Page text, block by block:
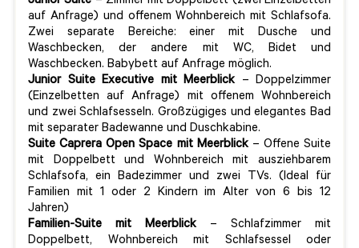
auf Anfrage) und offenem Wohnbereich mit Schlafsofa.
Zwei separate Bereiche: einer mit Dusche und
Waschbecken, der andere mit WC, Bidet und
Waschbecken. Babybett auf Anfrage möglich.
Junior Suite Executive mit Meerblick – Doppelzimmer
(Einzelbetten auf Anfrage) mit offenem Wohnbereich
und zwei Schlafsesseln. Großzügiges und elegantes Bad
mit separater Badewanne und Duschkabine.
Suite Caprera Open Space mit Meerblick– Offene Suite
mit Doppelbett und Wohnbereich mit ausziehbarem
Schlafsofa, ein Badezimmer und zwei TVs. (Ideal für
Familien mit 1 oder 2 Kindern im Alter von 6 bis 12
Jahren)
Familien-Suite mit Meerblick – Schlafzimmer mit
Doppelbett, Wohnbereich mit Schlafsessel oder